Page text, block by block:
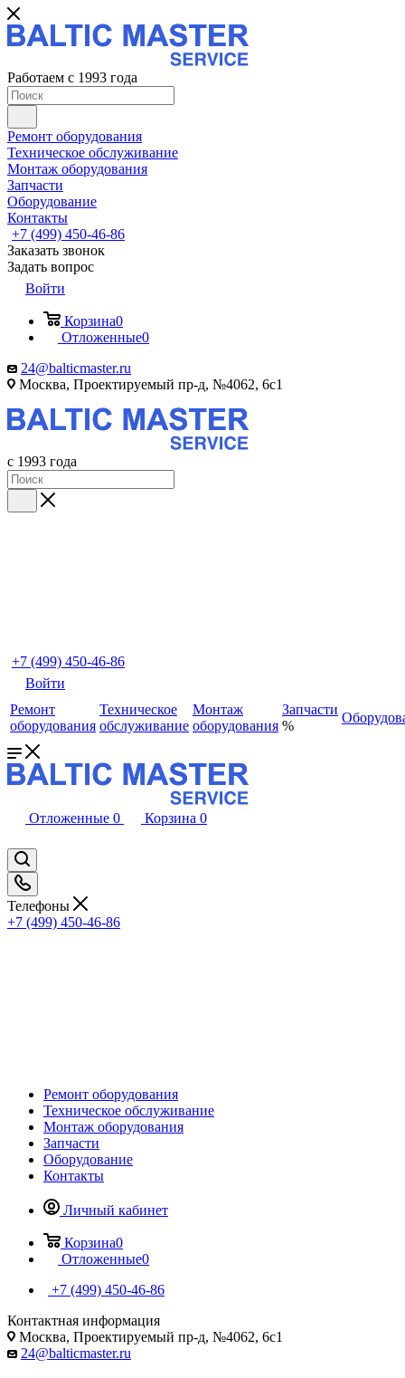
Работаем с 1993 года
Ремонт оборудования
Техническое обслуживание
Монтаж оборудования
Запчасти
Оборудование
Контакты
+7 (499) 450-46-86
Заказать звонок
Задать вопрос
Войти
Корзина0
Отложенные0
24@balticmaster.ru
Москва, Проектируемый пр-д, №4062, 6с1
с 1993 года
+7 (499) 450-46-86
Войти
Ремонт
оборудования
Техническое
обслуживание
Монтаж
оборудования
Запчасти
%
Отложенные 0 Корзина 0
Телефоны
+7 (499) 450-46-86
Ремонт оборудования
Техническое обслуживание
Монтаж оборудования
Запчасти
Оборудование
Контакты
Личный кабинет
Корзина0
Отложенные0
+7 (499) 450-46-86
Контактная информация
Москва, Проектируемый пр-д, №4062, 6с1
24@balticmaster.ru